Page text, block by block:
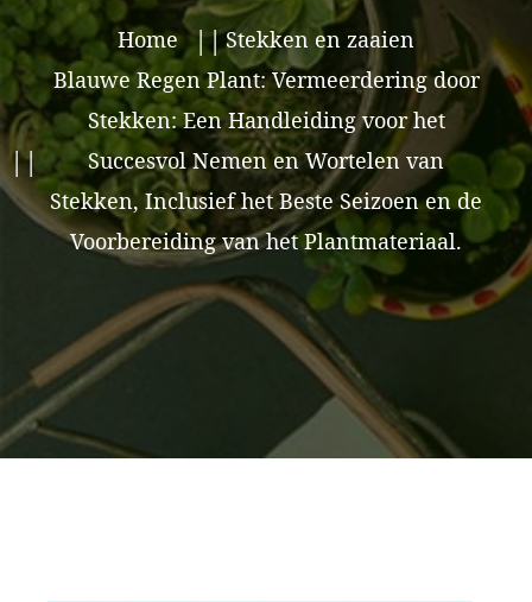
Home
Stekken en zaaien
Blauwe Regen Plant: Vermeerdering door
Stekken: Een Handleiding voor het
Succesvol Nemen en Wortelen van
Stekken, Inclusief het Beste Seizoen en de
Voorbereiding van het Plantmateriaal.